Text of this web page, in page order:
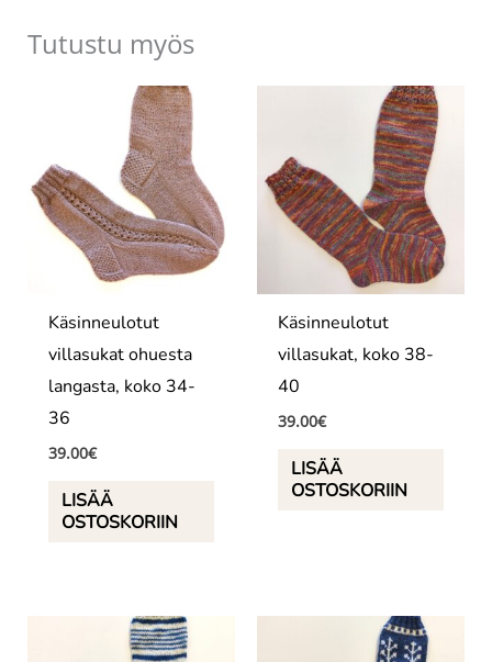
Tutustu myös
Käsinneulotut
villasukat ohuesta
langasta, koko 34-
36
39.00€
LISÄÄ
OSTOSKORIIN
Käsinneulotut
villasukat, koko 38-
40
39.00€
LISÄÄ
OSTOSKORIIN